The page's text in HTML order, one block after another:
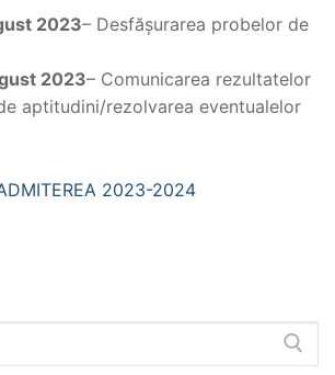
2023– Desfășurarea probelor de
2023– Comunicarea rezultatelor
aptitudini/rezolvarea eventualelor
2023-2024